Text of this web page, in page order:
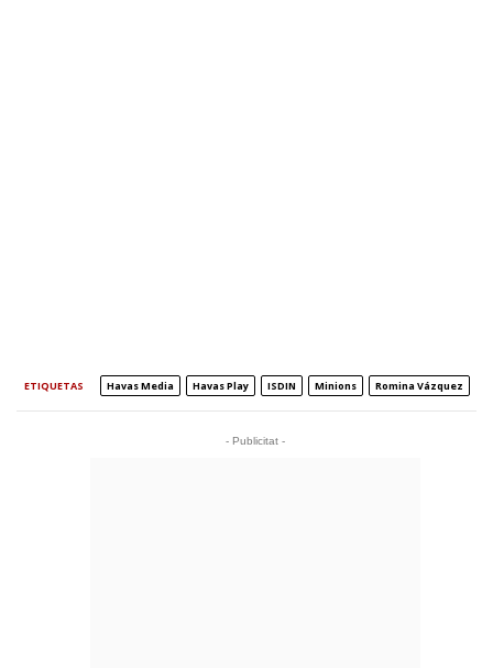
ETIQUETAS Havas Media Havas Play ISDIN Minions Romina Vázquez
- Publicitat -